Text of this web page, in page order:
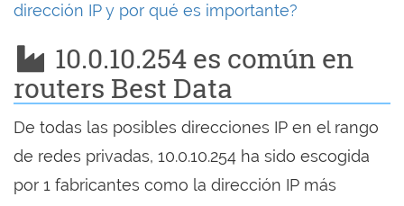
dirección IP y por qué es importante?
10.0.10.254 es común en
routers Best Data
De todas las posibles direcciones IP en el rango
de redes privadas, 10.0.10.254 ha sido escogida
por 1 fabricantes como la dirección IP más